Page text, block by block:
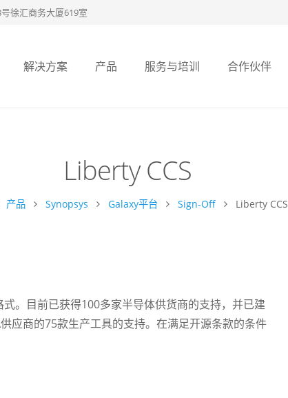
徐汇商务大厦619室
解决方案 产品 服务与培训 合作伙伴
Liberty CCS
产品 Synopsys Galaxy平台 Sign-Off Liberty CCS
。目前已获得100多家半导体供货商的支持，并已建
应商的75款生产工具的支持。在满足开源条款的条件